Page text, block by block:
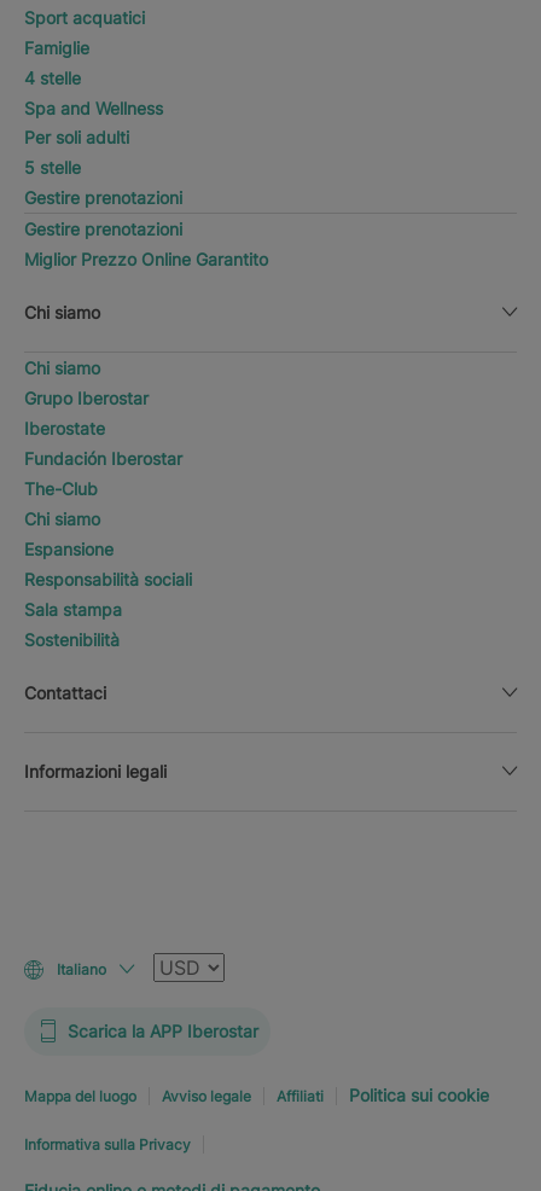
Sport acquatici
Famiglie
4 stelle
Spa and Wellness
Per soli adulti
5 stelle
Gestire prenotazioni
Gestire prenotazioni
Miglior Prezzo Online Garantito
Chi siamo
Chi siamo
Grupo Iberostar
Iberostate
Fundación Iberostar
The-Club
Chi siamo
Espansione
Responsabilità sociali
Sala stampa
Sostenibilità
Contattaci
Informazioni legali
Italiano Valuta
Scarica la APP Iberostar
Mappa del luogo Avviso legale Affiliati Politica sui cookie
Informativa sulla Privacy